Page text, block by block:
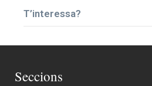
T’interessa?
Seccions